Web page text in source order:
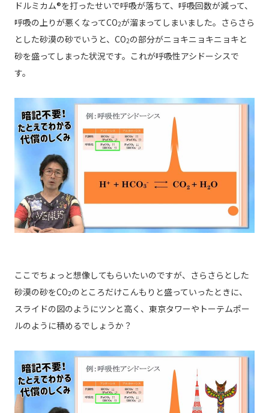
ドルミカム®を打ったせいで呼吸が落ちて、呼吸回数が減って、
呼吸の上りが悪くなってCO2が溜まってしまいました。さらさら
とした砂漠の砂でいうと、CO2の部分がニョキニョキニョキと
砂を盛ってしまった状況です。これが呼吸性アシドーシスで
す。
ここでちょっと想像してもらいたいのですが、さらさらとした
砂漠の砂をCO2のところだけこんもりと盛っていったときに、
スライドの図のようにツンと高く、東京タワーやトーテムポー
ルのように積めるでしょうか？